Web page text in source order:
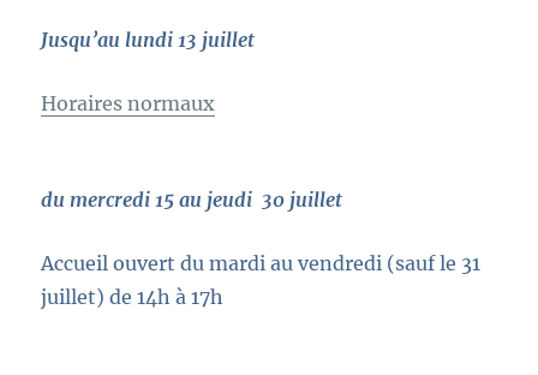
Jusqu’au lundi 13 juillet
Horaires normaux
du mercredi 15 au jeudi 30 juillet
Accueil ouvert du mardi au vendredi (sauf le 31
juillet) de 14h à 17h